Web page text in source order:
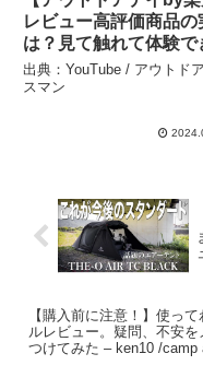
レビュー高評価商品の
は？見て触れて体験で
アウトドアイベントに
入！ – アウトドアナー
出典：YouTube / アウトド
スマン
【購入前に注意！】使っ
ルレビュー。疑問、不安
つけてみた – ken10 /camp